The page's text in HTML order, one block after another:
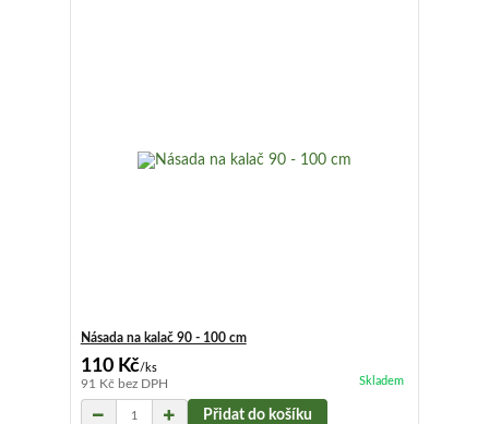
Násada na kalač 90 - 100 cm
110 Kč/ks
91 Kč bez DPH Skladem
Přidat do košíku